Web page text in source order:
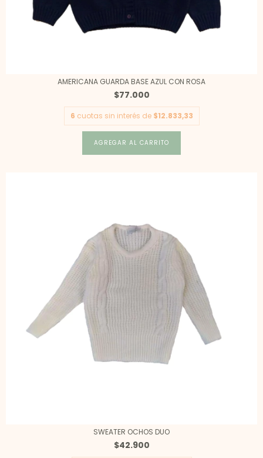
AMERICANA GUARDA BASE AZUL CON ROSA
$77.000
6 cuotas sin interés de $12.833,33
AGREGAR AL CARRITO
SWEATER OCHOS DUO
$42.900